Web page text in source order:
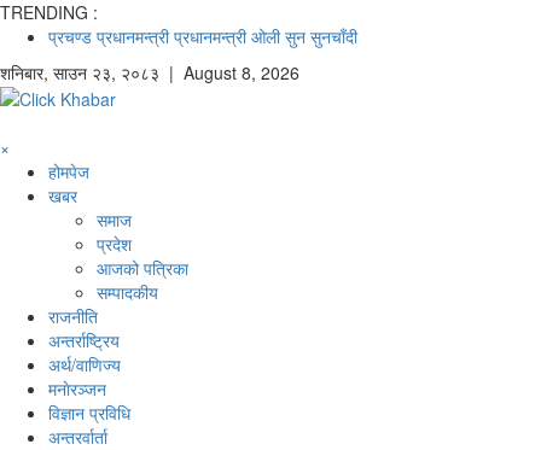
TRENDING :
प्रचण्ड प्रधानमन्त्री प्रधानमन्त्री ओली सुन सुनचाँदी
शनिबार, साउन २३, २०८३ | August 8, 2026
×
होमपेज
खबर
समाज
प्रदेश
आजको पत्रिका
सम्पादकीय
राजनीति
अन्तर्राष्ट्रिय
अर्थ/वाणिज्य
मनाेरञ्जन
विज्ञान प्रविधि
अन्तरर्वार्ता